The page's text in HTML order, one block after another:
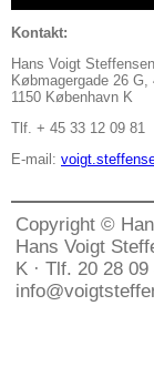
Kontakt:
Hans Voigt Steffensen
Købmagergade 26 G,
1150 København K
Tlf. + 45 33 12 09 81
E-mail:
Copyright ©
Hans Voigt
K · Tlf. 20 28 09